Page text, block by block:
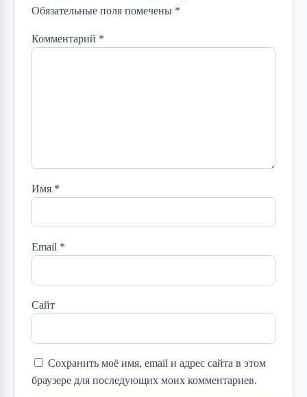
Обязательные поля помечены *
Комментарий *
Имя *
Email *
Сайт
Сохранить моё имя, email и адрес сайта в этом
браузере для последующих моих комментариев.